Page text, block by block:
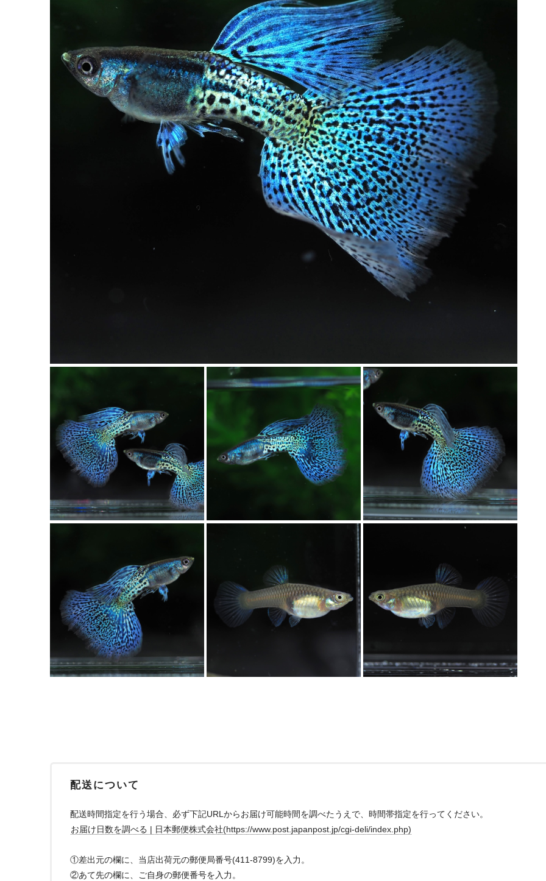
配送について
配送時間指定を行う場合、必ず下記URLからお届け可能時間を調べたうえで、時間帯指定を行ってください。
お届け日数を調べる | 日本郵便株式会社(https://www.post.japanpost.jp/cgi-deli/index.php)
①差出元の欄に、当店出荷元の郵便局番号(411-8799)を入力。
②あて先の欄に、ご自身の郵便番号を入力。